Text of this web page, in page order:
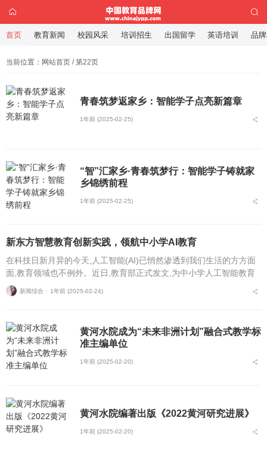
当前位置： 网站首页 / 第22页
青春筑梦返家乡：智能学子点亮新篇章
1年前 (2025-02-25)
“智”汇家乡·青春筑梦行：智能学子铸就家
乡锦绣前程
1年前 (2025-02-25)
新东方智慧教育创新实践，领航中小学AI教育
在科技日新月异的今天,人工智能(AI)已悄然渗透到我们生活的方方面
面,教育领域也不例外。近日,教育部正式发文,为中小学人工智能教育
的发展指明了方向,明确提出了在2030年前实现基本普及的目标。这一
政策...
新闻综合 ⋅ 1年前 (2025-02-24)
黄河水院成为“未来非洲计划”融合式教学标
准主编单位
1年前 (2025-02-20)
黄河水院编著出版《2022黄河研究进展》
1年前 (2025-02-20)
首页 教育新闻 校园风采 培训招生 出国留学 英语培训 品